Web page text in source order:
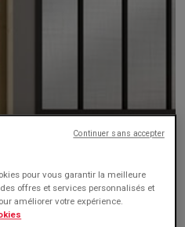
pour vous garantir la meilleure
offres et services personnalisés et
améliorer votre expérience.
Continuer sans accepter